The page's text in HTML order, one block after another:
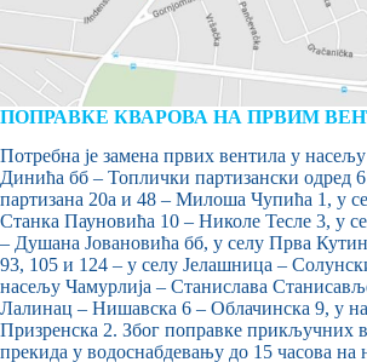
ПОПРАВКЕ КВАРОВА НА ПРВИМ
Потребна је замена првих вентила у
Динића бб – Топлички партизански одред
партизана 20а и 48 – Милоша Чупића 1, у
Станка Пауновића 10 – Николе Тесле 3, у
– Душана Јовановића бб, у селу Прва
93, 105 и 124 – у селу Јелашница –
насељу Чамурлија – Станислава
Лалинац – Нишавска 6 – Облачинска 9, у
Призренска 2. Због поправке прикључних
прекида у водоснабдевању до 15 часова на